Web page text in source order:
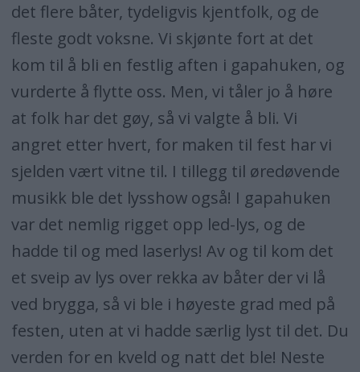
det flere båter, tydeligvis kjentfolk, og de
fleste godt voksne. Vi skjønte fort at det
kom til å bli en festlig aften i gapahuken, og
vurderte å flytte oss. Men, vi tåler jo å høre
at folk har det gøy, så vi valgte å bli. Vi
angret etter hvert, for maken til fest har vi
sjelden vært vitne til. I tillegg til øredøvende
musikk ble det lysshow også! I gapahuken
var det nemlig rigget opp led-lys, og de
hadde til og med laserlys! Av og til kom det
et sveip av lys over rekka av båter der vi lå
ved brygga, så vi ble i høyeste grad med på
festen, uten at vi hadde særlig lyst til det. Du
verden for en kveld og natt det ble! Neste